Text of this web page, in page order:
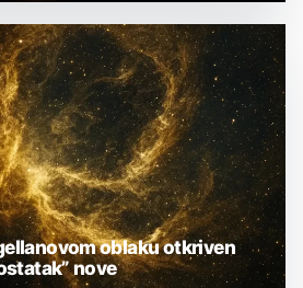
oblaku otkriven
nove